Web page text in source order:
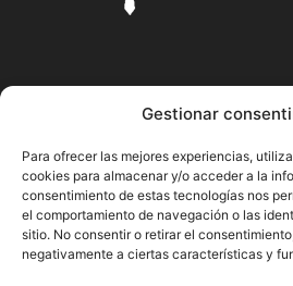
Gestionar
Para ofrecer las mejores experiencias,
cookies para almacenar y/o acceder a la
consentimiento de estas tecnologías nos
el comportamiento de navegación o las
sitio. No consentir o retirar el
negativamente a ciertas características y
actualizado de todas las noticias
economía en España y el mundo,
conseguir toda la